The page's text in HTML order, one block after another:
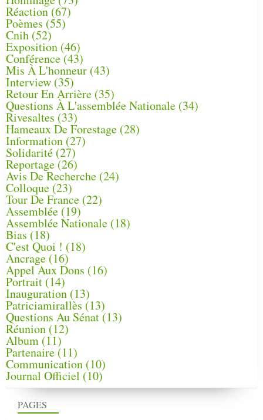
PAGES
Réaction(67)
Poèmes (55)
Cnih (52)
Exposition (46)
Conférence(43)
Mis À L'honneur (43)
Interview (35)
Retour En Arrière (35)
Questions À L'assemblée Nationale (34)
Rivesaltes (33)
Hameaux De Forestage (28)
Information (27)
Solidarité (27)
Reportage(26)
Avis De Recherche (24)
Colloque (23)
Tour De France (22)
Assemblée (19)
Assemblée Nationale (18)
Bias (18)
C'est Quoi ! (18)
Ancrage (16)
Appel Aux Dons (16)
Portrait (14)
Inauguration (13)
Patriciamirallès (13)
Questions Au Sénat(13)
Réunion (12)
Album (11)
Partenaire(11)
Communication (10)
Journal Officiel (10)